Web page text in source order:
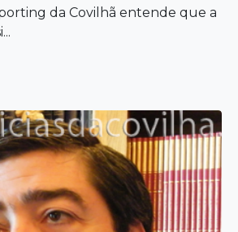
da Covilhã entende que a